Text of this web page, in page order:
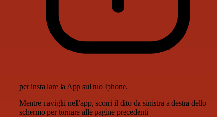
per installare la App sul tuo Iphone.
Mentre navighi nell'app, scorri il dito da sinistra a destra dello
schermo per tornare alle pagine precedenti